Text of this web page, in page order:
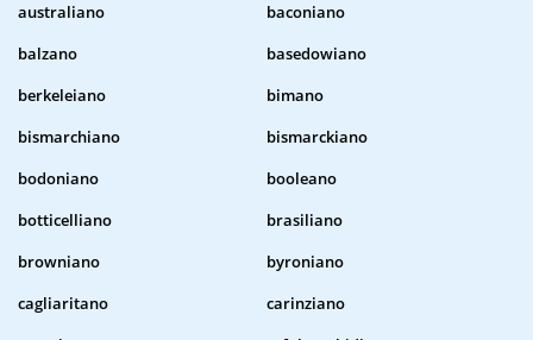
australiano
baconiano
balzano
basedowiano
berkeleiano
bimano
bismarchiano
bismarckiano
bodoniano
booleano
botticelliano
brasiliano
browniano
byroniano
cagliaritano
carinziano